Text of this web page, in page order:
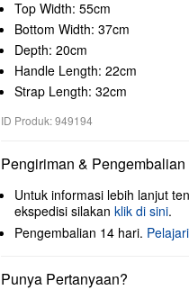
Top Width: 55cm
Bottom Width: 37cm
Depth: 20cm
Handle Length: 22cm
Strap Length: 32cm
ID Produk: 949194
Pengiriman & Pengembalian
Untuk informasi lebih lanjut
ekspedisi silakan klik di sini.
Pengembalian 14 hari.
Punya Pertanyaan?